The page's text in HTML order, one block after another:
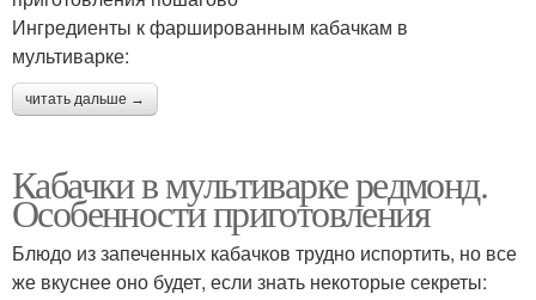
Ингредиенты к фаршированным кабачкам в
мультиварке:
читать дальше →
Кабачки в мультиварке редмонд.
Особенности приготовления
Блюдо из запеченных кабачков трудно испортить, но все
же вкуснее оно будет, если знать некоторые секреты: